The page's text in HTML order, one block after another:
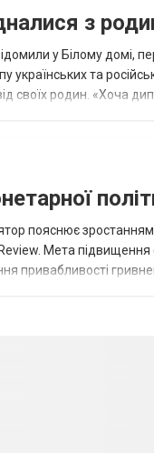
з
у Білому домі,
та
своїх родин. «Хоча
пояснює
Мета підвищення
привабливості